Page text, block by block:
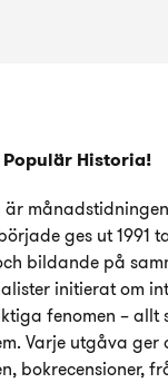
Historia!
ges ut
bildande på
initierat om
fenomen –
Varje utgåva ger
bokrecensioner,